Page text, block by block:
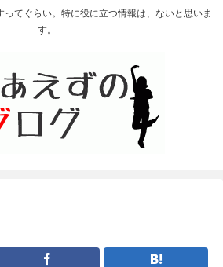
ってぐらい。特に役に立つ情報は、ないと思いま
す。